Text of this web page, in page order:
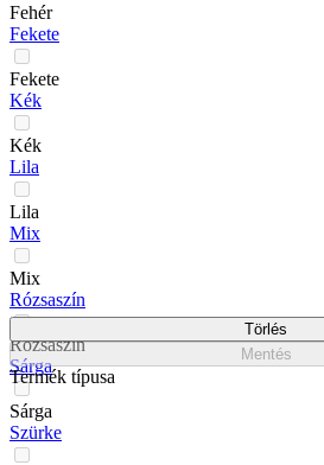
Fehér
Fekete
Fekete
Kék
Kék
Lila
Lila
Mix
Mix
Rózsaszín
Rózsaszín
Sárga
Sárga
Szürke
Törlés
Mentés
Termék típusa